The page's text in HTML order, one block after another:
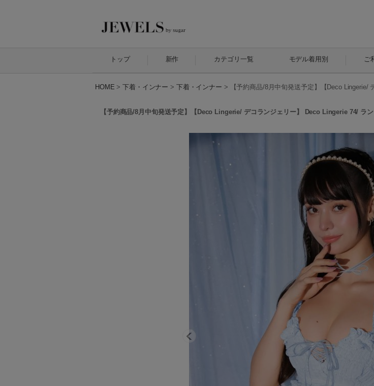
トップ 新作 カテゴリ一覧 モデル着用別 ご
HOME > 下着・インナー > 下着・インナー > 【予約商品/8月中旬発送予定】【Deco
【予約商品/8月中旬発送予定】【Deco Lingerie/ デコランジェリー】 Deco Lingerie 74/ ラ